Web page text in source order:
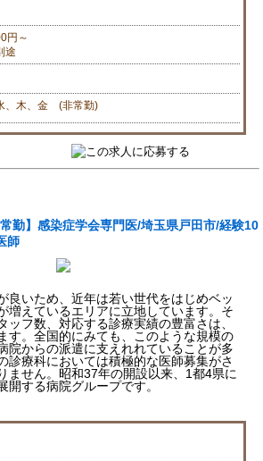
円～
途
、木、金 (非常勤)
勤】感染症学会専門医/埼玉県戸田市/経験10
師
良いため、近年は若い世代をはじめベッ
増えているエリアに立地しています。そ
ッフ数、対応する診療実績の豊富さは、
す。全国的にみても、このような規模の
院からの派遣に支えれれていることが多
診療科においては積極的な医師募集がさ
ません。昭和37年の開設以来、1都4県に
開する病院グループです。